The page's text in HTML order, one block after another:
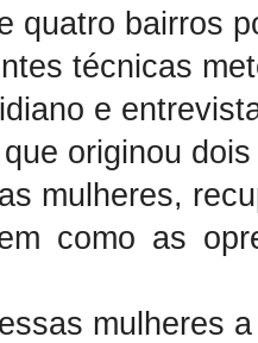
quatro bairros
técnicas
e
originou
mulheres,
como as
mulheres